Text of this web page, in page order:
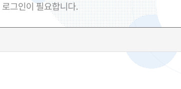
그인이 필요합니다.